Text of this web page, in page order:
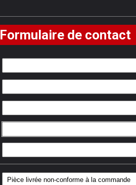
Formulaire de contact